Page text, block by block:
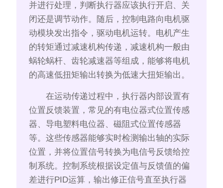
并进行处理，判断执行器应该执行开启、关
闭还是调节动作。随后，控制电路向电机驱
动模块发出指令，驱动电机运转。电机产生
的转矩通过减速机构传递，减速机构一般由
蜗轮蜗杆、齿轮减速器等组成，能够将电机
的高速低扭矩输出转换为低速大扭矩输出。
在运动传递过程中，执行器内部设置有
位置反馈装置，常见的有电位器式位置传感
器、导电塑料电位器、磁阻式位置传感器
等。这些传感器能够实时检测输出轴的实际
位置，并将位置信号转换为电信号反馈给控
制系统。控制系统根据设定值与反馈值的偏
差进行PID运算，输出修正信号直至执行器